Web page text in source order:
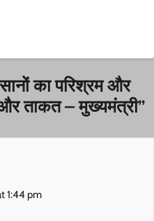
का परिश्रम और
और ताकत – मुख्यमंत्री”
1:44 pm